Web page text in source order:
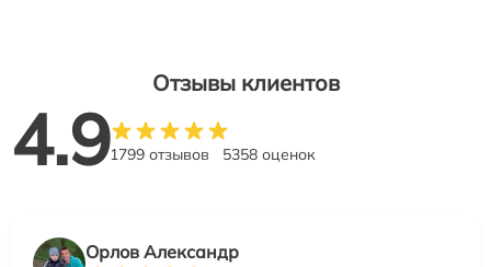
Отзывы клиентов
4.91799 отзывов 5358 оценок
Орлов Александр